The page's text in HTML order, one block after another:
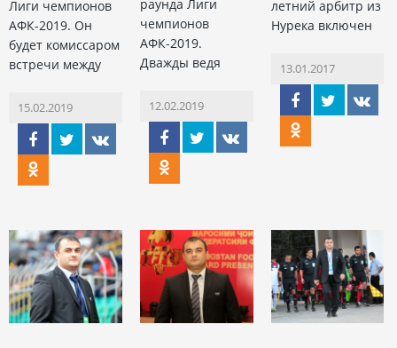
Лиги чемпионов
АФК-2019. Он
будет комиссаром
встречи между
15.02.2019
раунда Лиги
чемпионов
АФК-2019.
Дважды ведя
12.02.2019
летний арбитр из
Нурека включен
13.01.2017